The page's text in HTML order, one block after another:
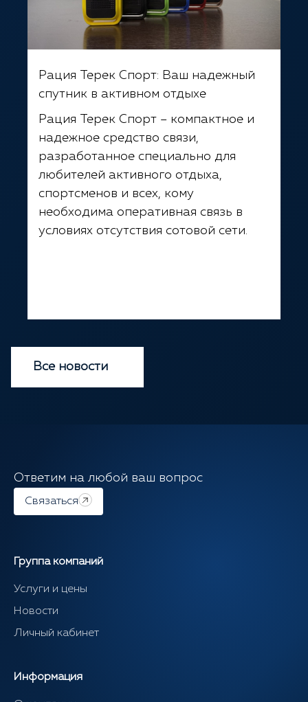
Рация Терек Спорт: Ваш надежный
спутник в активном отдыхе
Рация Терек Спорт – компактное и
надежное средство связи,
разработанное специально для
любителей активного отдыха,
спортсменов и всех, кому
необходима оперативная связь в
условиях отсутствия сотовой сети.
Все новости
Ответим на любой ваш вопрос
Связаться
Группа компаний
Услуги и цены
Новости
Личный кабинет
Информация